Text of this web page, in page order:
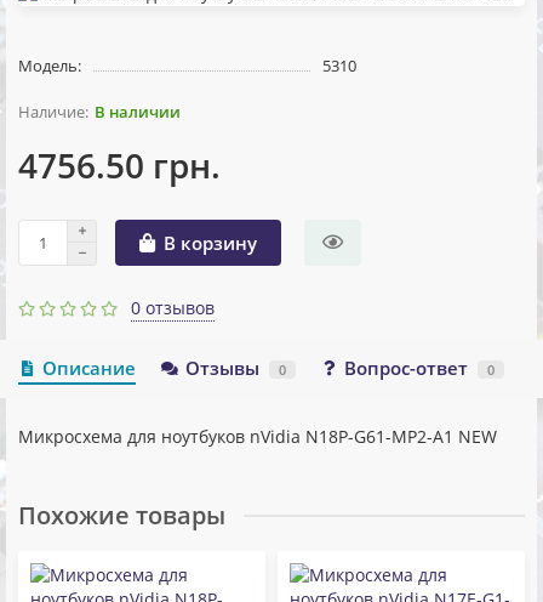
Модель: 5310
В наличии
4756.50 грн.
В корзину
0 отзывов
Описание Отзывы 0 Вопрос-ответ 0
Микросхема для ноутбуков nVidia N18P-G61-MP2-A1 NEW
Похожие товары